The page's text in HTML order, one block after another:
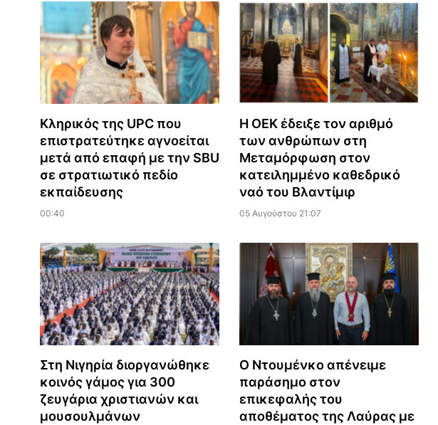
Κληρικός της UPC που
επιστρατεύτηκε αγνοείται
μετά από επαφή με την SBU
σε στρατιωτικό πεδίο
εκπαίδευσης
00:40
Η ΟΕΚ έδειξε τον αριθμό
των ανθρώπων στη
Μεταμόρφωση στον
κατειλημμένο καθεδρικό
ναό του Βλαντίμιρ
05 Αυγούστου 21:07
Στη Νιγηρία διοργανώθηκε
κοινός γάμος για 300
ζευγάρια χριστιανών και
μουσουλμάνων
Ο Ντουμένκο απένειμε
παράσημο στον
επικεφαλής του
αποθέματος της Λαύρας με